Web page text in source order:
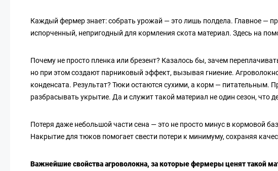
Каждый фермер знает: собрать урожай — это лишь полдела. Главное —
испорченный, непригодный для кормления скота материал. Здесь на
Почему не просто пленка или брезент? Казалось бы, зачем
но при этом создают парниковый эффект, вызывая гниение.
конденсата. Результат? Тюки остаются сухими, а корм — питательным.
разбрасывать укрытие. Да и служит такой материал не один сезон, что
Потеря даже небольшой части сена — это не просто минус в кормовой
Накрытие для тюков помогает свести потери к минимуму, сохраняя
Важнейшие свойства агроволокна, за которые фермеры ценят такой